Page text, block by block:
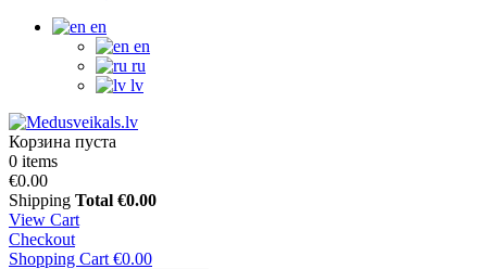
en
en
ru
lv
Корзина пуста
0 items
€0.00
Shipping Total €0.00
View Cart
Checkout
Shopping Cart €0.00